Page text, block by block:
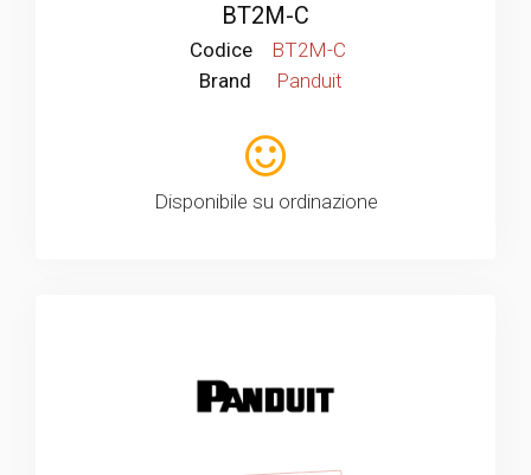
BT2M-C
Codice
BT2M-C
Brand
Panduit
Disponibile su ordinazione